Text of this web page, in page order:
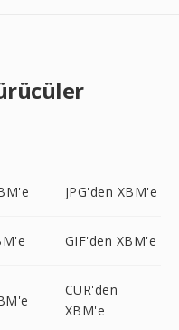
JPG'den XBM'e
GIF'den XBM'e
CUR'den
XBM'e